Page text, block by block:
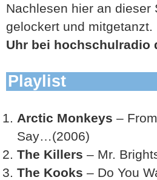
Nachlesen hier an
gelockert und mitgetanzt.
Uhr bei hochschulradio
Playlist
Arctic Monkeys –
Say…(2006)
The Killers – Mr.
The Kooks – Do You